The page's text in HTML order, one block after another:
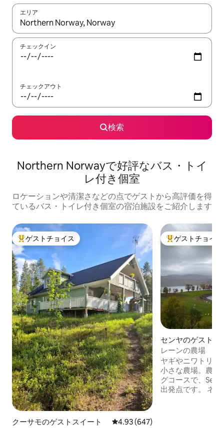
エリア
検索結果が表示されたら、上下の矢印キーを使って移動するか
チェックイン
チェックアウト
検索
Northern Norwayで好評なバス・トイ
レ付き個室
ロケーションや清潔さなどの点でゲストから高評価を得
ているバス・トイレ付き個室の宿泊施設をご紹介します
大好評のゲストチョイスです。
ゲストチョイス
クーサモのゲストスイート レビュー647件、5つ星中4.93つ
4.93 (647)
大好評のゲスト
ゲストチョイス
センヤのゲストス
レーンの農場
ヤギやニワトリが
小さな農場。農場
グコースで、
出発点です。 ネ